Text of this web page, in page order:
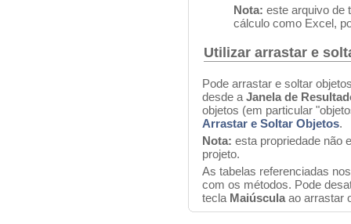
Nota: este arquivo de
cálculo como Excel,
Utilizar arrastar e
Pode arrastar e soltar
desde a Janela de
objetos (em particular
Arrastar e Soltar Objetos.
Nota: esta propriedade não
projeto.
As tabelas referenciadas
com os métodos. Pode
tecla Maiúscula ao arrastar